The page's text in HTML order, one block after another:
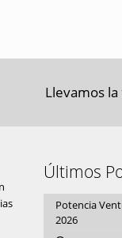
Llevamos la
Últimos
Potencia
2026